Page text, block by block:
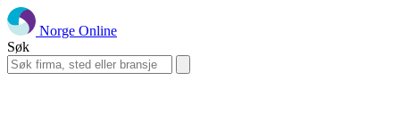
Norge Online
Søk